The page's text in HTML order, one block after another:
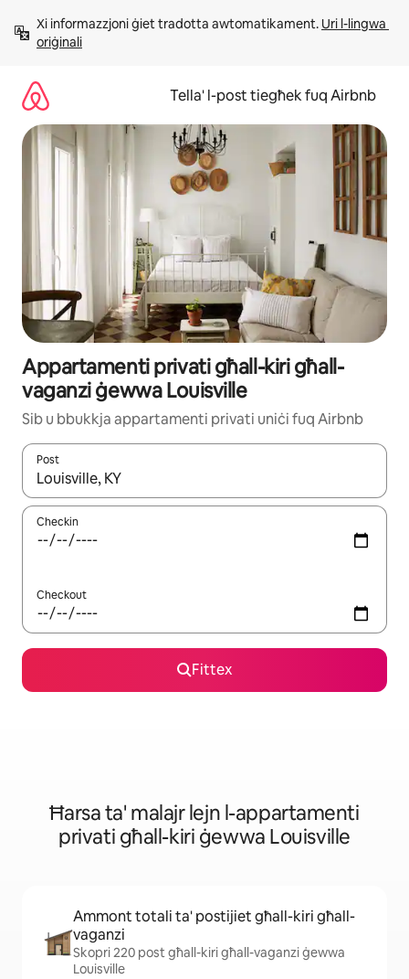
għall-
kontenut
Xi informazzjoni ġiet tradotta awtomatikament. Uri l-lingwa
oriġinali
Tella' l-post tiegħek fuq Airbnb
Appartamenti privati għall-kiri għall-
vaganzi ġewwa Louisville
Sib u bbukkja appartamenti privati uniċi fuq Airbnb
Post
Meta r-riżultati jkunu disponibbli, tista' tmur minn riżultat
Checkin
Checkout
Fittex
Ħarsa ta' malajr lejn l-appartamenti
privati għall-kiri ġewwa Louisville
Ammont totali ta' postijiet għall-kiri għall-
vaganzi
Skopri 220 post għall-kiri għall-vaganzi ġewwa
Louisville